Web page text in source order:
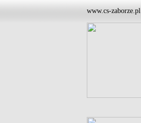
www.cs-zaborze.pl